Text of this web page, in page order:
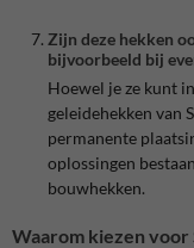
Zijn deze hekken
bijvoorbeeld bij
Hoewel je ze kunt
geleidehekken van
permanente
oplossingen
bouwhekken.
Waarom kiezen